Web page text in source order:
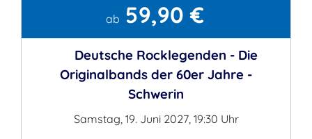
Kontaktab 59,90 €
Deutsche Rocklegenden - Die
Originalbands der 60er Jahre -
Schwerin
Samstag, 19. Juni 2027, 19:30 Uhr